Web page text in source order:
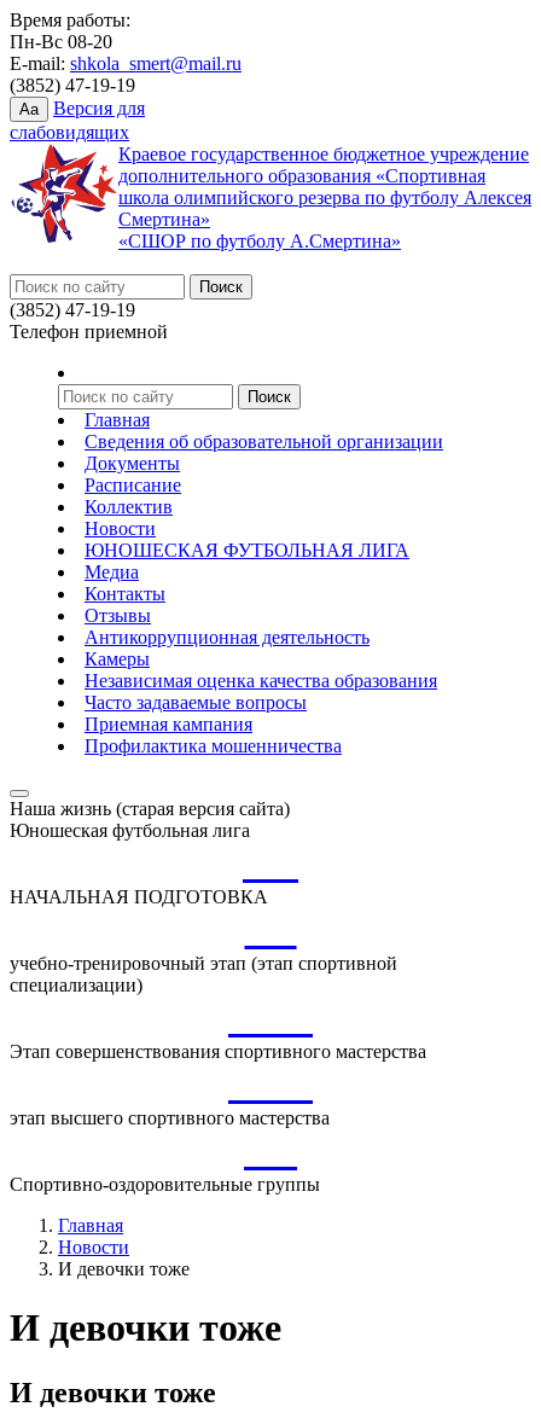
Время работы:
Пн-Вс 08-20
E-mail: shkola_smert@mail.ru
(3852) 47-19-19
Aa
Версия для
слабовидящих
Краевое государственное бюджетное учреждение
дополнительного образования «Спортивная
школа олимпийского резерва по футболу Алексея
Смертина»
«СШОР по футболу А.Смертина»
(3852) 47-19-19
Телефон приемной
Главная
Сведения об образовательной организации
Документы
Расписание
Коллектив
Новости
ЮНОШЕСКАЯ ФУТБОЛЬНАЯ ЛИГА
Медиа
Контакты
Отзывы
Антикоррупционная деятельность
Камеры
Независимая оценка качества образования
Часто задаваемые вопросы
Приемная кампания
Профилактика мошенничества
Наша жизнь (старая версия сайта)
Юношеская футбольная лига
НАЧАЛЬНАЯ ПОДГОТОВКА
учебно-тренировочный этап (этап спортивной
специализации)
Этап совершенствования спортивного мастерства
этап высшего спортивного мастерства
Спортивно-оздоровительные группы
Главная
Новости
И девочки тоже
И девочки тоже
И девочки тоже